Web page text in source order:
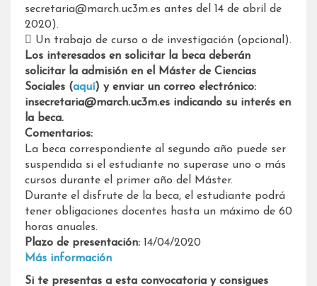
secretaria@march.uc3m.es antes del 14 de abril de
2020).
 Un trabajo de curso o de investigación (opcional).
Los interesados en solicitar la beca deberán
solicitar la admisión en el Máster de Ciencias
Sociales (aquí) y enviar un correo electrónico:
insecretaria@march.uc3m.es indicando su interés en
la beca.
Comentarios:
La beca correspondiente al segundo año puede ser
suspendida si el estudiante no superase uno o más
cursos durante el primer año del Máster.
Durante el disfrute de la beca, el estudiante podrá
tener obligaciones docentes hasta un máximo de 60
horas anuales.
Plazo de presentación: 14/04/2020
Más información
Si te presentas a esta convocatoria y consigues